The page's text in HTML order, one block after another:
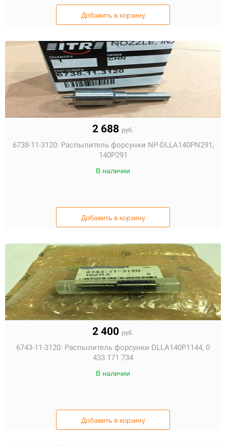
Добавить в корзину
2 688 руб.
6738-11-3120: Распылитель форсунки NP-DLLA140PN291,
140P291
В наличии
Добавить в корзину
2 400 руб.
6743-11-3120: Распылитель форсунки DLLA140P1144, 0
433 171 734
В наличии
Добавить в корзину